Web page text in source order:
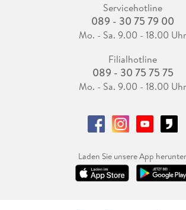
Servicehotline
089 - 30 75 79 00
Mo. - Sa. 9.00 - 18.00 Uhr
Filialhotline
089 - 30 75 75 75
Mo. - Sa. 9.00 - 18.00 Uhr
Laden Sie unsere App